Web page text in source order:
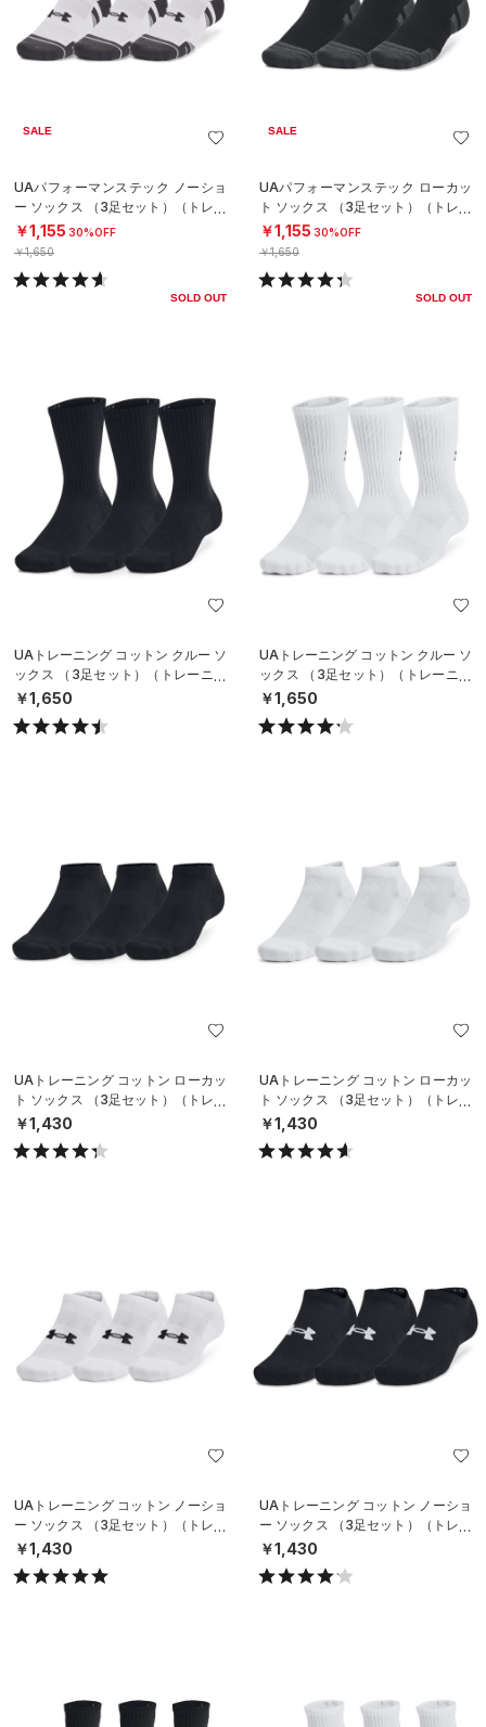
SALE
UAパフォーマンステック ノーショ
ー ソックス （3足セット）（トレー
ニング/UNISEX）
￥1,155 30%OFF
￥1,650
SOLD OUT
SALE
UAパフォーマンステック ローカッ
ト ソックス （3足セット）（トレー
ニング/UNISEX）
￥1,155 30%OFF
￥1,650
SOLD OUT
UAトレーニング コットン クルー ソ
ックス （3足セット）（トレーニン
グ/UNISEX）
￥1,650
UAトレーニング コットン クルー ソ
ックス （3足セット）（トレーニン
グ/UNISEX）
￥1,650
UAトレーニング コットン ローカッ
ト ソックス （3足セット）（トレー
ニング/UNISEX）
￥1,430
UAトレーニング コットン ローカッ
ト ソックス （3足セット）（トレー
ニング/UNISEX）
￥1,430
UAトレーニング コットン ノーショ
ー ソックス （3足セット）（トレー
ニング/UNISEX）
￥1,430
UAトレーニング コットン ノーショ
ー ソックス （3足セット）（トレー
ニング/UNISEX）
￥1,430